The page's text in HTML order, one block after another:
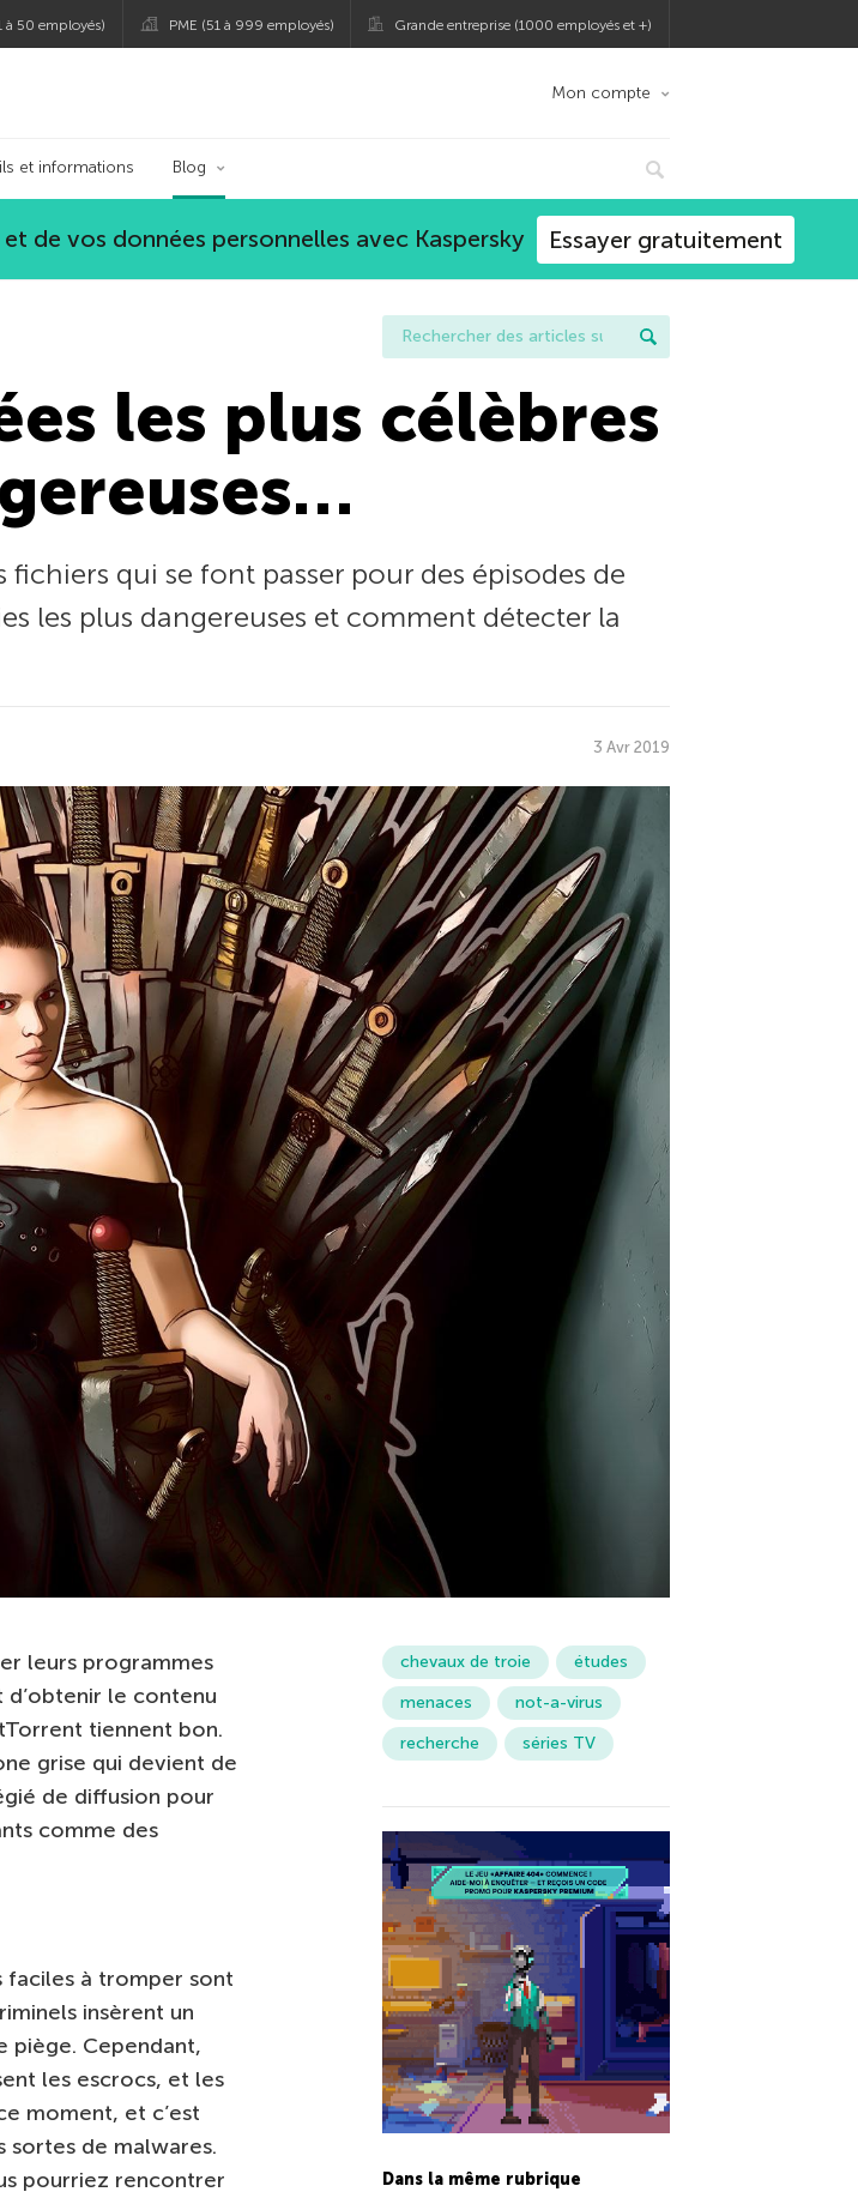
à 50 employés) PME (51 à 999 employés) Grande entreprise (1000 employés et +)
Mon compte
et informations Blog
de vos données personnelles avec Kaspersky Essayer gratuitement
les plus célèbres
qui se font passer pour des épisodes de
les plus dangereuses et comment détecter la
3 Avr 2019
leurs programmes
le contenu
tiennent bon.
grise qui devient de
de diffusion pour
comme des
faciles à tromper sont
insèrent un
piège. Cependant,
les escrocs, et les
moment, et c’est
sortes de malwares.
pourriez rencontrer
chevaux de troie
études
menaces
not-a-virus
recherche
séries TV
Dans la même rubrique